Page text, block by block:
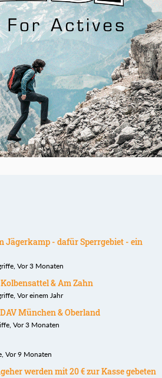
Jägerkamp - dafür Sperrgebiet - ein
Vor 3 Monaten
& Am Zahn
Vor einem Jahr
München & Oberland
Vor 3 Monaten
Vor 9 Monaten
werden mit 20 € zur Kasse gebeten